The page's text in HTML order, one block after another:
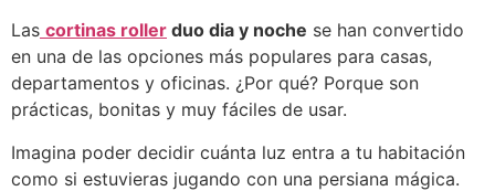
Las cortinas roller duo dia y noche se han convertido
en una de las opciones más populares para casas,
departamentos y oficinas. ¿Por qué? Porque son
prácticas, bonitas y muy fáciles de usar.
Imagina poder decidir cuánta luz entra a tu habitación
como si estuvieras jugando con una persiana mágica.